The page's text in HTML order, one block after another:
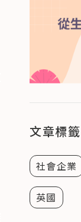
文章標籤
社會企業
英國